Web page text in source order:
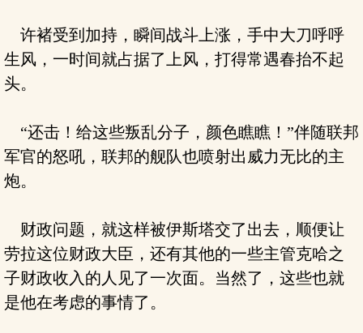
许褚受到加持，瞬间战斗上涨，手中大刀呼呼
生风，一时间就占据了上风，打得常遇春抬不起
头。
“还击！给这些叛乱分子，颜色瞧瞧！”伴随联邦
军官的怒吼，联邦的舰队也喷射出威力无比的主
炮。
财政问题，就这样被伊斯塔交了出去，顺便让
劳拉这位财政大臣，还有其他的一些主管克哈之
子财政收入的人见了一次面。当然了，这些也就
是他在考虑的事情了。